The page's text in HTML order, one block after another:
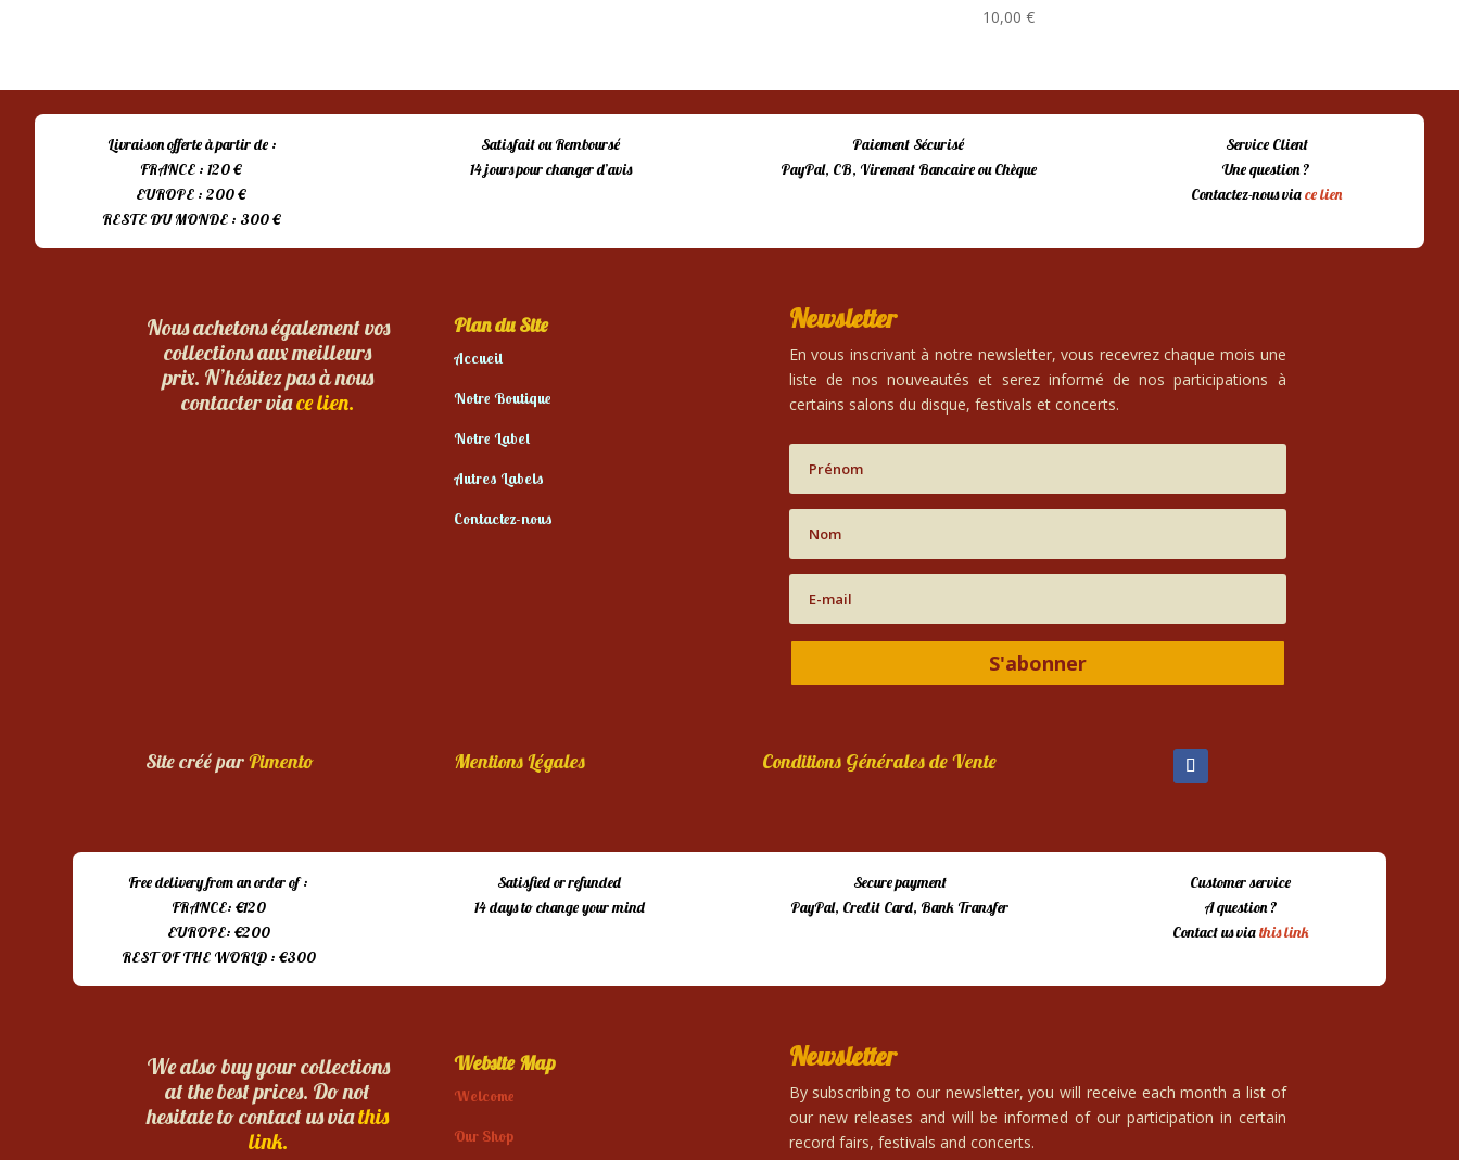
15,00 €.10,00 €.
10,00 €
Livraison offerte à partir de :
FRANCE : 120 €
EUROPE : 200 €
RESTE DU MONDE : 300 €
Satisfait ou Remboursé
14 jours pour changer d’avis
Paiement Sécurisé
PayPal, CB, Virement Bancaire ou Chèque
Service Client
Une question ?
Contactez-nous viace lien
Nous achetons également vos
collections aux meilleurs
prix. N’hésitez pas à nous
contacter viace lien.
Plan du Site
Accueil
Notre Boutique
Notre Label
Autres Labels
Contactez-nous
Newsletter
En vous inscrivant à notre newsletter, vous recevrez chaque mois une
liste de nos nouveautés et serez informé de nos participations à
certains salons du disque, festivals et concerts.
S'abonner
Site créé parPimento Mentions Légales Conditions Générales de Vente
Free delivery from an order of :
FRANCE: €120
EUROPE: €200
REST OF THE WORLD : €300
Satisfied or refunded
14 days to change your mind
Secure payment
PayPal, Credit Card, Bank Transfer
Customer service
A question ?
Contact us viathis link
We also buy your collections
at the best prices. Do not
hesitate to contact us viathis
link.
Website Map
Welcome
Our Shop
Newsletter
By subscribing to our newsletter, you will receive each month a list of
our new releases and will be informed of our participation in certain
record fairs, festivals and concerts.